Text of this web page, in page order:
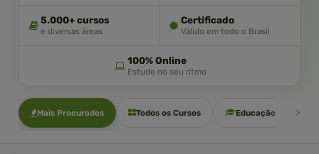
5.000+ cursos
e diversas áreas
Certificado
Válido em todo o Brasil
100% Online
Estude no seu ritmo
Mais Procurados Todos os Cursos Educação